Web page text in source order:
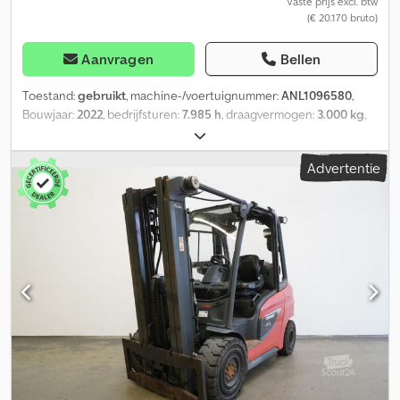
(€ 20.170 bruto)
Aanvragen Bellen
Toestand:gebruikt, machine-/voertuignummer:ANL1096580,
Bouwjaar: 2022 , bedrijfsturen:7.985 h , draagvermogen: 3.000 kg
, vrije hefhoogte:
ladingzwaartepunt:500 mm, masttype:triplex,
vorkenbordbreedte:
1.200 mm
voorbandmaat:
27x10-12, achterbandmaat:
4.974 kg
, totale hoogte:2.170 mm, totale lengte:
, brandstof:vloeibaar petroleumgas (LPG)
Voertuig: Eenvoudige extra hydrauliek - Mast: Dubbele extra
hydrauliek - Vorkdrager - Stalen frame + dakplaat - Kogelwerend
dak - Verwarming - Dubbele flessenhouder - Knipperlicht -
Waarschuwingssignaal bij achteruitrijden - Snelheidsbegrenzing:
20 km/u - Toegangscontrole: Sleutelschakelaar - Standaard
bestuurdersstoel (kunstleer) - Slijtage-indicator voor vorktanden
- Enkele pedaalbediening - Bediening met één hendel
Dcodpjzrqc Dsfx Abyok - Uitlaat naar beneden - Standaard display
3,5" - FSD containerzicht 2267 mm - Sequentiële
Advertentie